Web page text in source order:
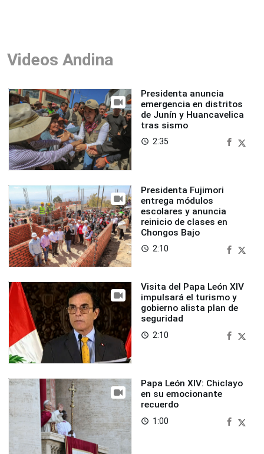
Videos Andina
Presidenta anuncia
emergencia en distritos
de Junín y Huancavelica
tras sismo
access_time 2:35
Presidenta Fujimori
entrega módulos
escolares y anuncia
reinicio de clases en
Chongos Bajo
access_time 2:10
Visita del Papa León XIV
impulsará el turismo y
gobierno alista plan de
seguridad
access_time 2:10
Papa León XIV: Chiclayo
en su emocionante
recuerdo
access_time 1:00